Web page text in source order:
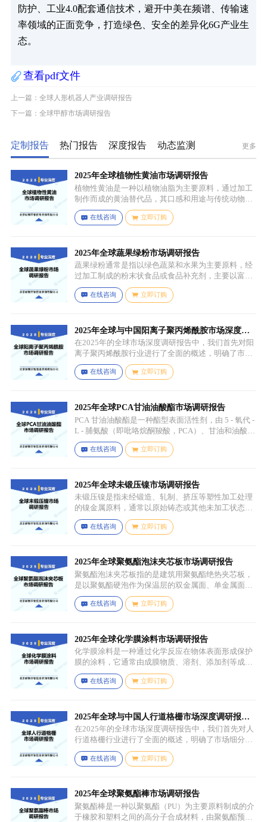
防护、工业4.0配套通信技术，避开中美在频谱、传输速
率领域的正面竞争，打造绿色、安全的差异化6G产业生
态。
查看pdf文件
上一篇：全球人形机器人产业调研报告
下一篇：全球甲醇市场调研报告
定制报告 热门报告 深度报告 动态监测 更多
2025年全球植物性黄油市场调研报告
植物性黄油是一种以植物油脂为主要原料，通过加工
制作而成的黄油替代品，其口感和用途与传统动物黄
油较为相似，常见的有大豆油、菜籽油、椰子油、棕
榈油等，这些植物油脂经过精炼、氢化或酯交换等工
用香精、色素等，以改善口感、延长保质期和调整风
味。
在线咨询 立即订购
2025年全球蔬果绿粉市场调研报告
蔬果绿粉通常是指以绿色蔬菜和水果为主要原料，经
过加工制成的粉末状食品或食品补充剂，主要以富含
叶绿素、膳食纤维、维生素、矿物质等营养成分的绿
色蔬菜和水果为原料，常见的包括菠菜、羽衣甘蓝、
等，有时也会搭配其他颜色的蔬果（如胡萝卜、甜菜
根等）以丰富营养等绿色水果。
在线咨询 立即订购
2025年全球与中国阳离子聚丙烯酰胺市场深度调
研报告：行业趋势与投资前景分析
在2025年的全球市场深度调研报告中，我们首先对阳
离子聚丙烯酰胺行业进行了全面的概述，明确了市场
细分与应用场景。通过对细分产品的定义与特点进行
深入分析，我们揭示了关键应用场景及其客群洞察。
在线咨询 立即订购
2025年全球PCA甘油油酸酯市场调研报告
PCA 甘油油酸酯是一种酯型表面活性剂，由 5 - 氧代 -
L - 脯氨酸（即吡咯烷酮羧酸，PCA）、甘油和油酸通
过化学反应生成，化学名称为 5 - 氧代 - L - 脯氨酸 2 -
羟基 - 3-(油酰氧基) 丙酯，分子式为 C26H45NO6，分
先进行皂化反应得到脂肪酸盐，再经过酸化、酯化等
一系列反应，将甘油与油酸结合，并引入 PCA 基团，
从而得到 PCA 甘油油酸酯。
在线咨询 立即订购
2025年全球未锻压镍市场调研报告
未锻压镍是指未经锻造、轧制、挤压等塑性加工处理
的镍金属原料，通常以原始铸态或其他未加工状态存
在，一般为块状、锭状、粒状或其他铸造成型的原始
形态，表面可能保留铸造过程中形成的粗糙纹理或缺
力学性能，质地较脆且强度较低。
在线咨询 立即订购
2025年全球聚氨酯泡沫夹芯板市场调研报告
聚氨酯泡沫夹芯板指的是建筑用聚氨酯绝热夹芯板，
是以聚氨酯硬泡作为保温层的双金属面、单金属面或
非金属面复合板材。
在线咨询 立即订购
2025年全球化学膜涂料市场调研报告
化学膜涂料是一种通过化学反应在物体表面形成保护
膜的涂料，它通常由成膜物质、溶剂、添加剂等成分
组成。成膜物质是涂料的主要成分，它在施工后通过
化学反应（如聚合反应、交联反应等）形成连续的、
可改善涂料的性能，如提高附着力、耐候性、耐腐蚀
性等。
在线咨询 立即订购
2025年全球与中国人行道格栅市场深度调研报
告：行业趋势与投资前景分析
在2025年的全球市场深度调研报告中，我们首先对人
行道格栅行业进行了全面的概述，明确了市场细分与
应用场景。通过对细分产品的定义与特点进行深入分
析，我们揭示了关键应用场景及其客群洞察。
在线咨询 立即订购
2025年全球聚氨酯棒市场调研报告
聚氨酯棒是一种以聚氨酯（PU）为主要原料制成的介
于橡胶和塑料之间的高分子合成材料，由聚氨酯预聚